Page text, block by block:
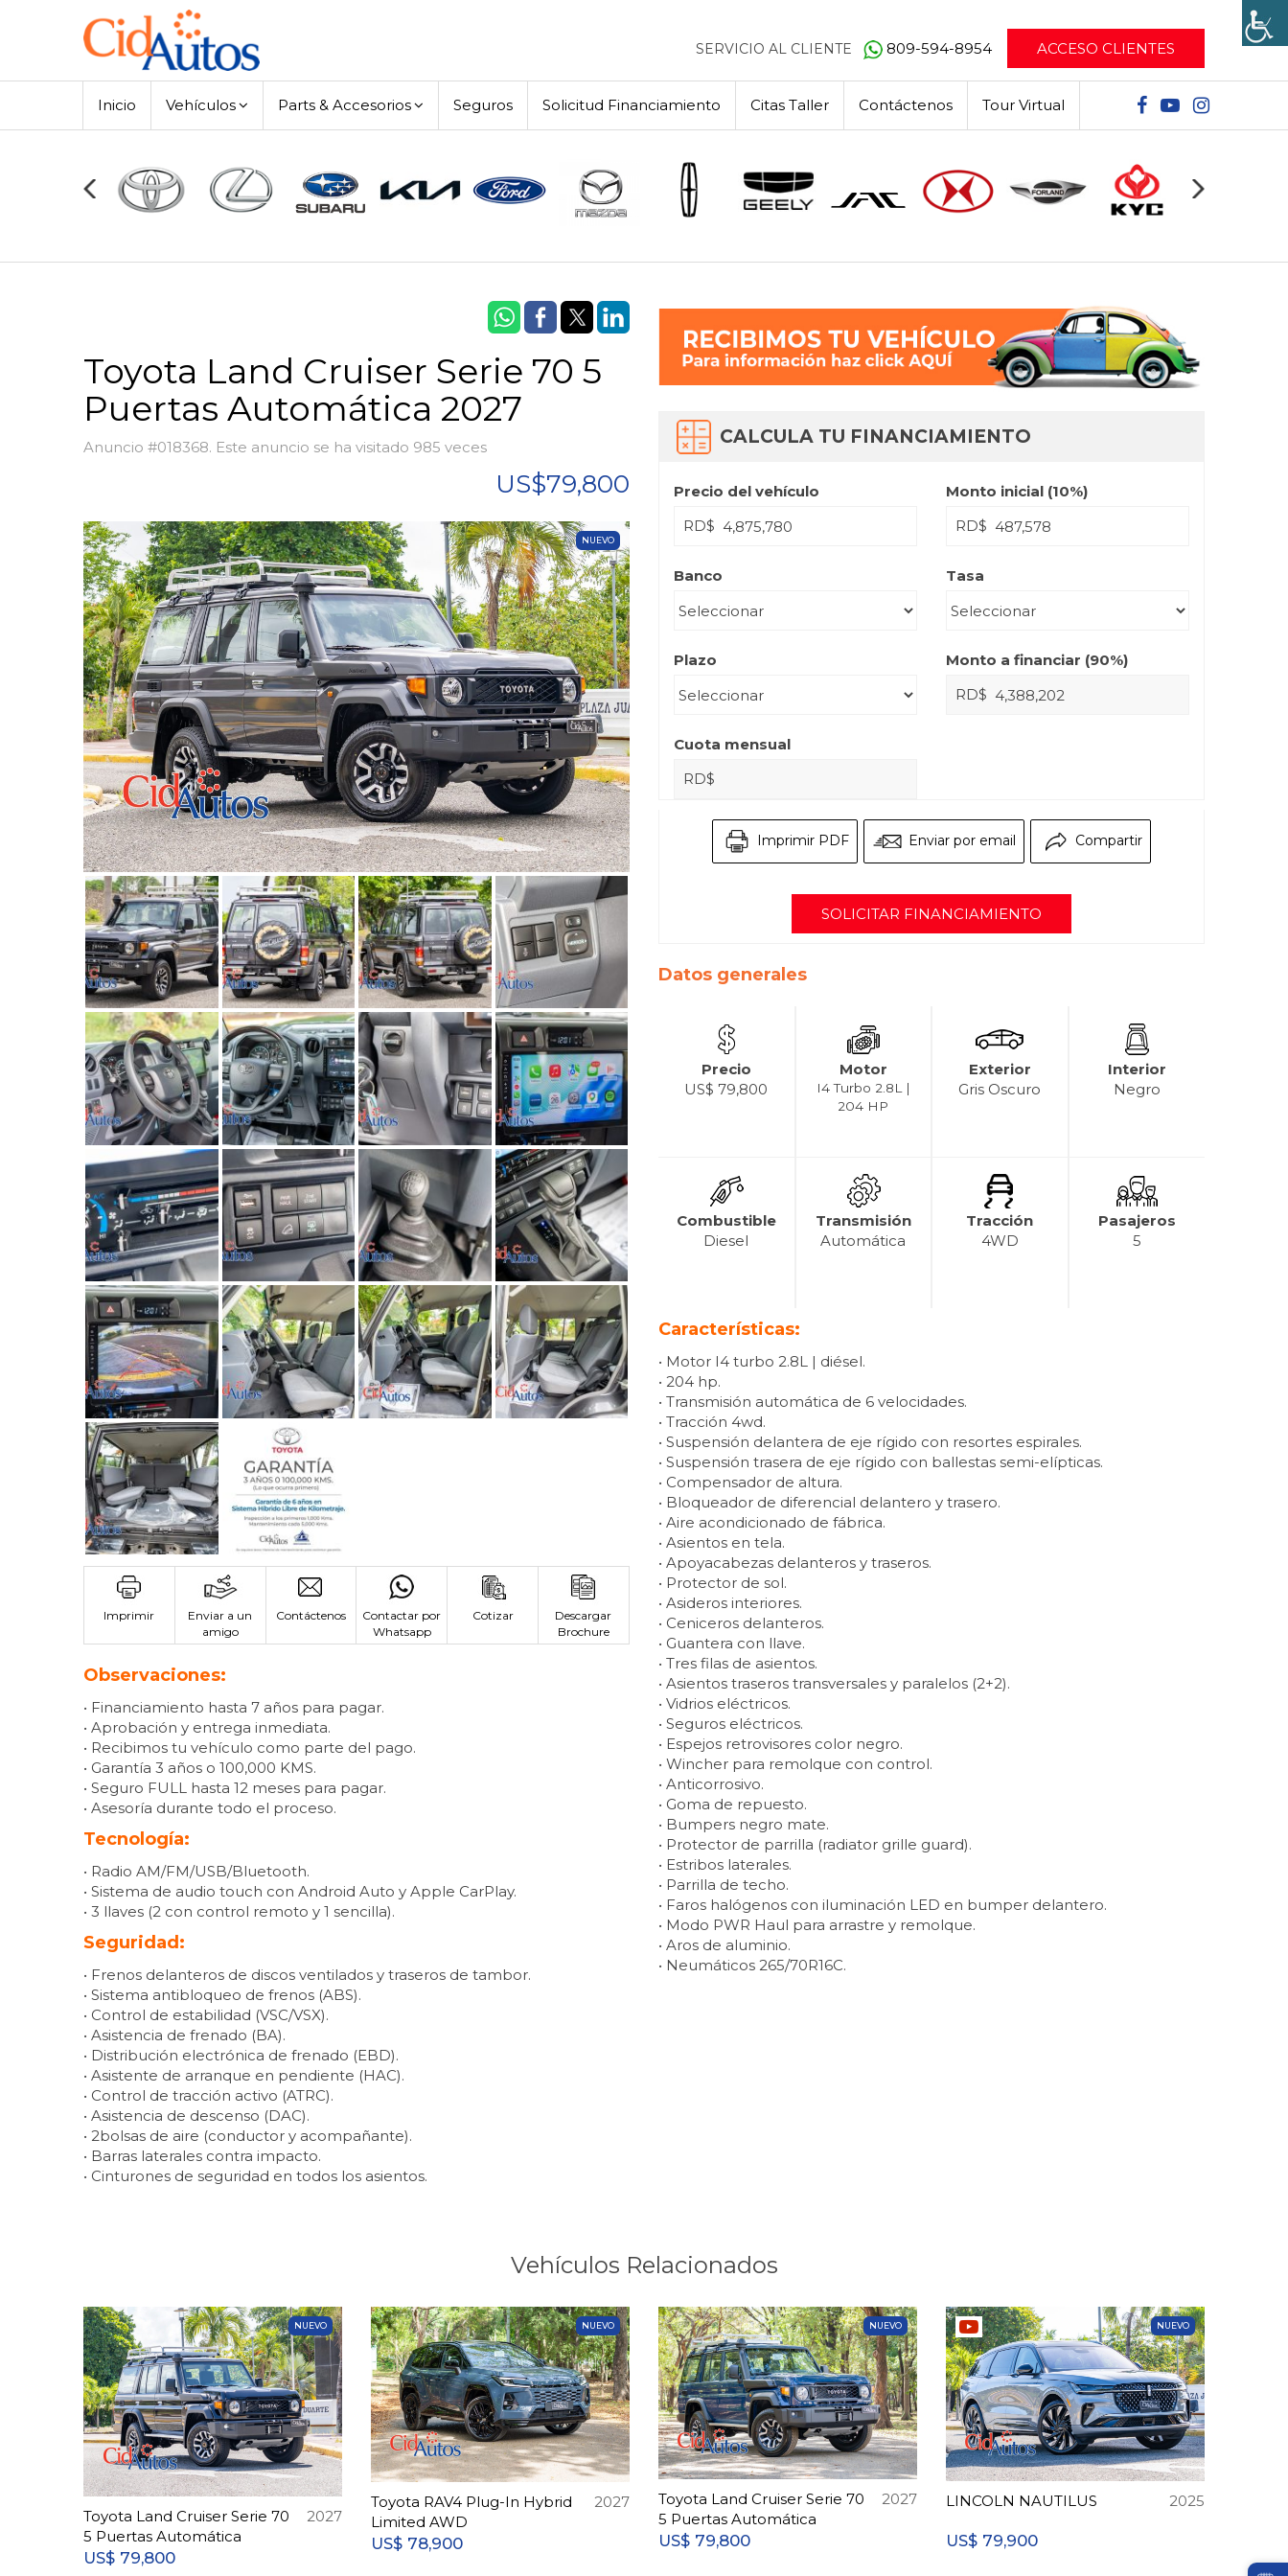
SERVICIO AL CLIENTE 809-594-8954 ACCESO CLIENTES
Inicio Vehículos Parts & Accesorios Seguros Solicitud Financiamiento Citas Taller Contáctenos Tour Virtual
Toyota Land Cruiser Serie 70 5
Puertas Automática 2027
Anuncio #018368. Este anuncio se ha visitado 985 veces
US$79,800
NUEVO
Imprimir
Enviar a un
amigo
Contáctenos
Contactar por
Whatsapp
Cotizar
Descargar
Brochure
Observaciones:
• Financiamiento hasta 7 años para pagar.
• Aprobación y entrega inmediata.
• Recibimos tu vehículo como parte del pago.
• Garantía 3 años o 100,000 KMS.
• Seguro FULL hasta 12 meses para pagar.
• Asesoría durante todo el proceso.
Tecnología:
• Radio AM/FM/USB/Bluetooth.
• Sistema de audio touch con Android Auto y Apple CarPlay.
• 3 llaves (2 con control remoto y 1 sencilla).
Seguridad:
• Frenos delanteros de discos ventilados y traseros de tambor.
• Sistema antibloqueo de frenos (ABS).
• Control de estabilidad (VSC/VSX).
• Asistencia de frenado (BA).
• Distribución electrónica de frenado (EBD).
• Asistente de arranque en pendiente (HAC).
• Control de tracción activo (ATRC).
• Asistencia de descenso (DAC).
• 2bolsas de aire (conductor y acompañante).
• Barras laterales contra impacto.
• Cinturones de seguridad en todos los asientos.
CALCULA TU FINANCIAMIENTO
Precio del vehículo
RD$
Monto inicial (10%)
RD$
Banco Tasa
Plazo Monto a financiar (90%)
RD$
Cuota mensual
RD$
Imprimir PDF Enviar por email Compartir
SOLICITAR FINANCIAMIENTO
Datos generales
Precio
US$ 79,800
Motor
I4 Turbo 2.8L |
204 HP
Exterior
Gris Oscuro
Interior
Negro
Combustible
Diesel
Transmisión
Automática
Tracción
4WD
Pasajeros
5
Características:
• Motor I4 turbo 2.8L | diésel.
• 204 hp.
• Transmisión automática de 6 velocidades.
• Tracción 4wd.
• Suspensión delantera de eje rígido con resortes espirales.
• Suspensión trasera de eje rígido con ballestas semi-elípticas.
• Compensador de altura.
• Bloqueador de diferencial delantero y trasero.
• Aire acondicionado de fábrica.
• Asientos en tela.
• Apoyacabezas delanteros y traseros.
• Protector de sol.
• Asideros interiores.
• Ceniceros delanteros.
• Guantera con llave.
• Tres filas de asientos.
• Asientos traseros transversales y paralelos (2+2).
• Vidrios eléctricos.
• Seguros eléctricos.
• Espejos retrovisores color negro.
• Wincher para remolque con control.
• Anticorrosivo.
• Goma de repuesto.
• Bumpers negro mate.
• Protector de parrilla (radiator grille guard).
• Estribos laterales.
• Parrilla de techo.
• Faros halógenos con iluminación LED en bumper delantero.
• Modo PWR Haul para arrastre y remolque.
• Aros de aluminio.
• Neumáticos 265/70R16C.
Vehículos Relacionados
NUEVO
Toyota Land Cruiser Serie 70
5 Puertas Automática
2027
US$ 79,800
NUEVO
Toyota RAV4 Plug-In Hybrid
Limited AWD
2027
US$ 78,900
NUEVO
Toyota Land Cruiser Serie 70
5 Puertas Automática
2027
US$ 79,800
NUEVO
LINCOLN NAUTILUS 2025
US$ 79,900